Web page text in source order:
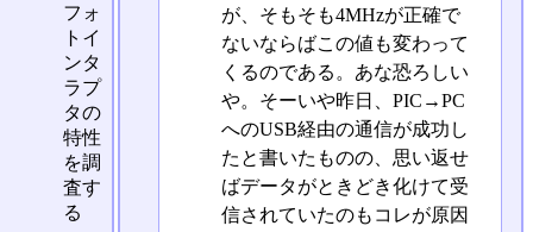
が、そもそも4MHzが正確で
ないならばこの値も変わって
くるのである。あな恐ろしい
や。そーいや昨日、PIC→PC
へのUSB経由の通信が成功し
たと書いたものの、思い返せ
ばデータがときどき化けて受
信されていたのもコレが原因
フォ
トイ
ンタ
ラプ
タの
特性
を調
査す
る